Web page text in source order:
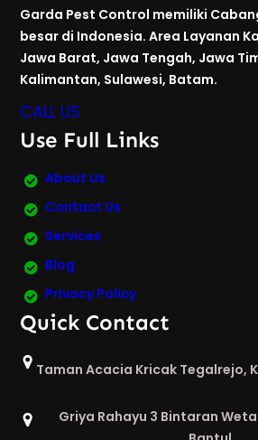
Garda Pest Control memiliki
besar di Indonesia. Area Layanan
Jawa Barat, Jawa Tengah, Jawa
Kalimantan, Sulawesi, Batam.
CALL US
Use Full Links
About Us
Contact Us
Services
Blog
Privacy Policy
Quick Contact
Taman Acacia Kricak Tegalrejo,
Griya Rahayu 3 Bintaran